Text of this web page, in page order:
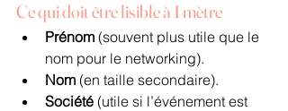
Ce qui doit être lisible à 1 mètre
Prénom (souvent plus utile que le
nom pour le networking).
Nom (en taille secondaire).
Société (utile si l’événement est